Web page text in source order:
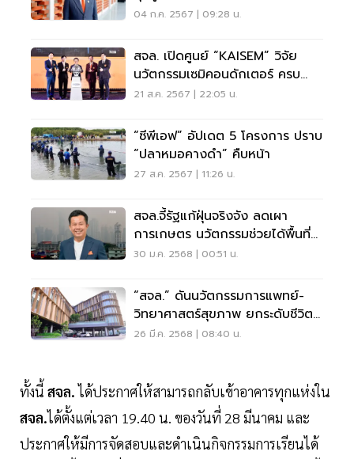
ระดับโลก
04 ก.ค. 2567 | 09:28 น.
สจล. เปิดศูนย์ “KAISEM” วิจัย
นวัตกรรมเซมิคอนดักเตอร์ ครบ
วงจรแห่งแรกในไทย
21 ส.ค. 2567 | 22:05 น.
“ซีพีเอฟ” อัปเดต 5 โครงการ ปราบ
“ปลาหมอคางดำ” คืบหน้า
27 ส.ค. 2567 | 11:26 น.
สจล.จี้รัฐแก้ฝุ่นจริงจัง ลดเผา
การเกษตร นวัตกรรมช่วยได้พื้นที่
จำกัด
30 ม.ค. 2568 | 00:51 น.
“สจล.” ดันนวัตกรรมการแพทย์-
วิทยาศาสตร์สุขภาพ ยกระดับชีวิต
คนไทย
26 มี.ค. 2568 | 08:40 น.
ทั้งนี้ สจล.ได้ประกาศให้สามารถกลับเข้าอาคารทุกแห่งใน
สจล.ได้ตั้งแต่เวลา 19.40 น. ของวันที่ 28 มีนาคม และ
ประกาศให้มีการจัดสอบและดำเนินกิจกรรมการเรียนได้